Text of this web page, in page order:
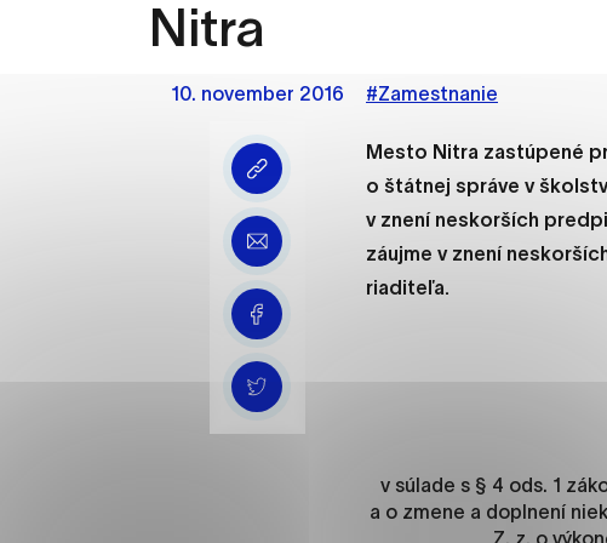
Nitra
10. november 2016 #Zamestnanie
Mesto Nitra zastúpené
o štátnej správe v
v znení neskorších
záujme v znení
riaditeľa.
v súlade s § 4 ods. 1
a o zmene a doplnení
Z. z. o
že umožňujú základné funkcie,
stránky. Bez týchto súborov
Analytické cookies pomáhajú